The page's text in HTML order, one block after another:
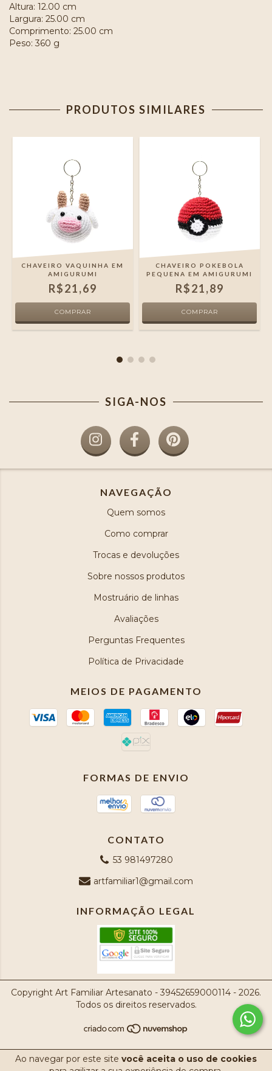
Ao navegar por este site você aceita o uso de cookies
Altura: 12.00 cm
Largura: 25.00 cm
Comprimento: 25.00 cm
Peso: 360 g
PRODUTOS SIMILARES
CHAVEIRO VAQUINHA EM
AMIGURUMI
R$21,69
CHAVEIRO POKEBOLA
PEQUENA EM AMIGURUMI
R$21,89
SIGA-NOS
NAVEGAÇÃO
Quem somos
Como comprar
Trocas e devoluções
Sobre nossos produtos
Mostruário de linhas
Avaliações
Perguntas Frequentes
Política de Privacidade
MEIOS DE PAGAMENTO
FORMAS DE ENVIO
CONTATO
53 981497280
artfamiliar1@gmail.com
INFORMAÇÃO LEGAL
Copyright Art Familiar Artesanato - 39452659000114 - 2026.
Todos os direitos reservados.